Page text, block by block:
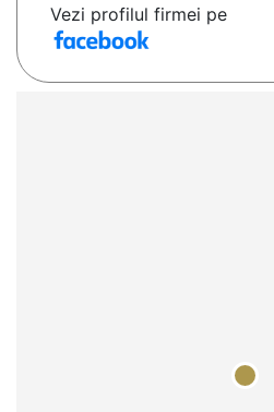
Vezi profilul firmei pe